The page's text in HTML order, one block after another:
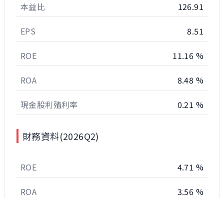
本益比 126.91
EPS 8.51
ROE 11.16 %
ROA 8.48 %
現金股利殖利率 0.21 %
財務資料(2026Q2)
ROE 4.71 %
ROA 3.56 %